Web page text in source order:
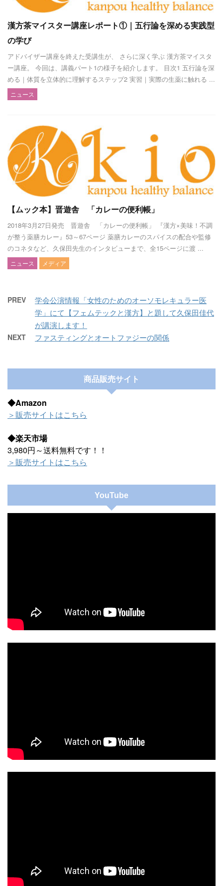
漢方茶マイスター講座レポート①｜五行論を深める実践型
の学び
アドバイザー講座を終えた受講生が、 さらに深く学ぶ 漢方茶マイスタ
ー講座。 今回は、講義パート1の様子を紹介します。 目次1 五行論を深
める｜体質を立体的に理解するステップ2 実習｜実際の生薬に触れる ...
ニュース
【ムック本】晋遊舎 「カレーの便利帳」
2018年3月27日発売 晋遊舎 「カレーの便利帳」 『漢方×美味！不調
が整う薬膳カレー』53～67ページ 薬膳カレーのスパイスの配合や監修
のコネタなど、久保田先生のインタビューまで、全15ページに渡 ...
ニュース メディア
PREV
学会公演情報「女性のためのオーソモレキュラー医
学」にて【フェムテックと漢方】と題して久保田佳代
が講演します！
NEXT ファスティングとオートファジーの関係
商品販売サイト
◆Amazon
＞販売サイトはこちら
◆楽天市場
3,980円～送料無料です！！
＞販売サイトはこちら
YouTube